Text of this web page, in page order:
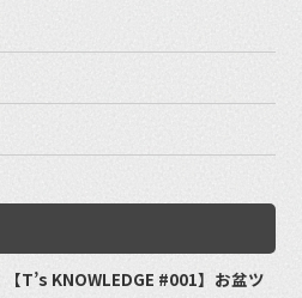
【T’s KNOWLEDGE #001】お盆ツ